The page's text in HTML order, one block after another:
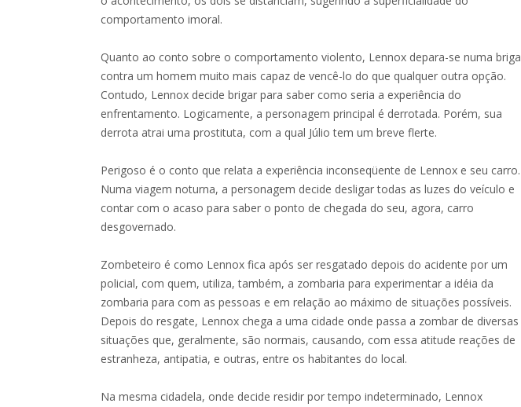
comportamento imoral.
Quanto ao conto sobre o comportamento violento, Lennox depara-se numa briga
contra um homem muito mais capaz de vencê-lo do que qualquer outra opção.
Contudo, Lennox decide brigar para saber como seria a experiência do
enfrentamento. Logicamente, a personagem principal é derrotada. Porém, sua
derrota atrai uma prostituta, com a qual Júlio tem um breve flerte.
Perigoso é o conto que relata a experiência inconseqüente de Lennox e seu carro.
Numa viagem noturna, a personagem decide desligar todas as luzes do veículo e
contar com o acaso para saber o ponto de chegada do seu, agora, carro
desgovernado.
Zombeteiro é como Lennox fica após ser resgatado depois do acidente por um
policial, com quem, utiliza, também, a zombaria para experimentar a idéia da
zombaria para com as pessoas e em relação ao máximo de situações possíveis.
Depois do resgate, Lennox chega a uma cidade onde passa a zombar de diversas
situações que, geralmente, são normais, causando, com essa atitude reações de
estranheza, antipatia, e outras, entre os habitantes do local.
Na mesma cidadela, onde decide residir por tempo indeterminado, Lennox